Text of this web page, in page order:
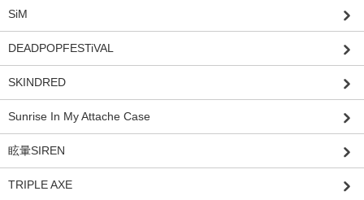
SiM
DEADPOPFESTiVAL
SKINDRED
Sunrise In My Attache Case
眩暈SIREN
TRIPLE AXE